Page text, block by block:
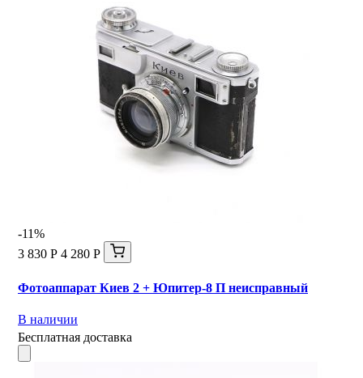
-11%
3 830 Р 4 280 Р
Фотоаппарат Киев 2 + Юпитер-8 П неисправный
В наличии
Бесплатная доставка